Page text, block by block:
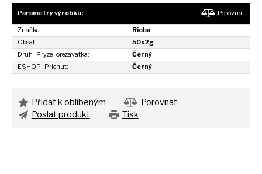
Parametry výrobku: Porovnat
Značka:
Rioba
Obsah:
50x2g
Druh_Pryze_orezavatka:
Černý
ESHOP_Prichut:
Černý
Přidat k oblíbeným
Porovnat
Poslat produkt
Tisk